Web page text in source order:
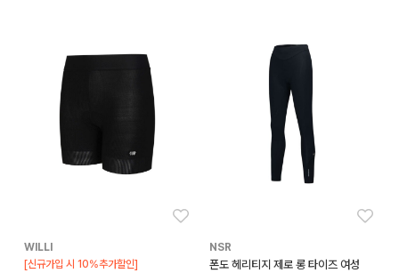
WILLI
[신규가입 시 10%추가할인]
NSR
폰도 헤리티지 제로 롱 타이즈 여성